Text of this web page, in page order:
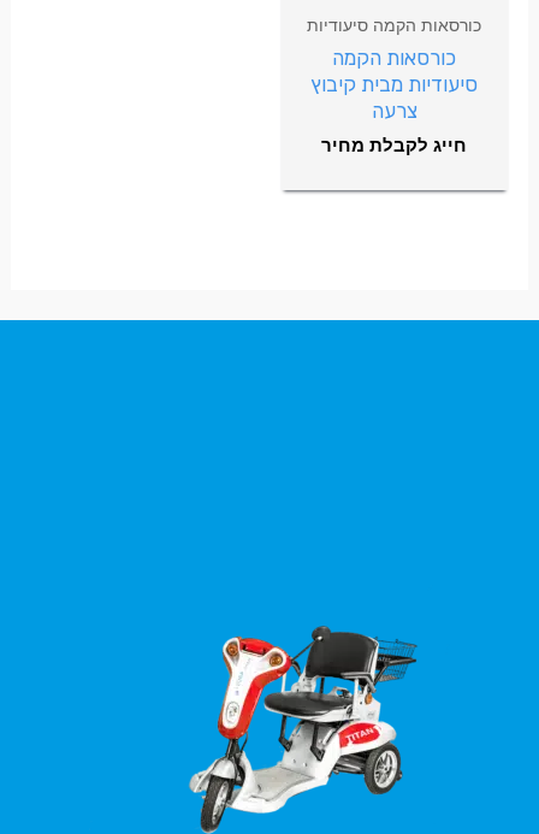
כורסאות הקמה סיעודיות
כורסאות הקמה
סיעודיות מבית קיבוץ
צרעה
חייג לקבלת מחיר